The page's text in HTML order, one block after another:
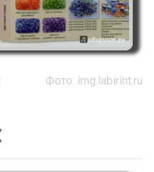
Фото: img.labirint.ru